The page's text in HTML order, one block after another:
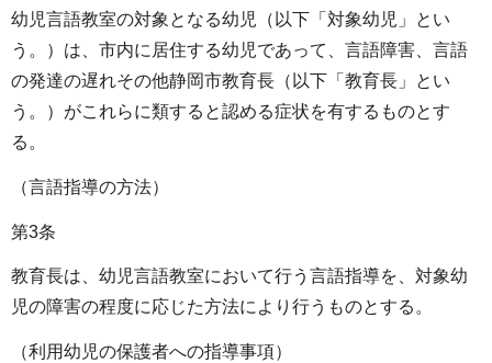
幼児言語教室の対象となる幼児（以下「対象幼児」とい
う。）は、市内に居住する幼児であって、言語障害、言語
の発達の遅れその他静岡市教育長（以下「教育長」とい
う。）がこれらに類すると認める症状を有するものとす
る。
（言語指導の方法）
第3条
教育長は、幼児言語教室において行う言語指導を、対象幼
児の障害の程度に応じた方法により行うものとする。
（利用幼児の保護者への指導事項）